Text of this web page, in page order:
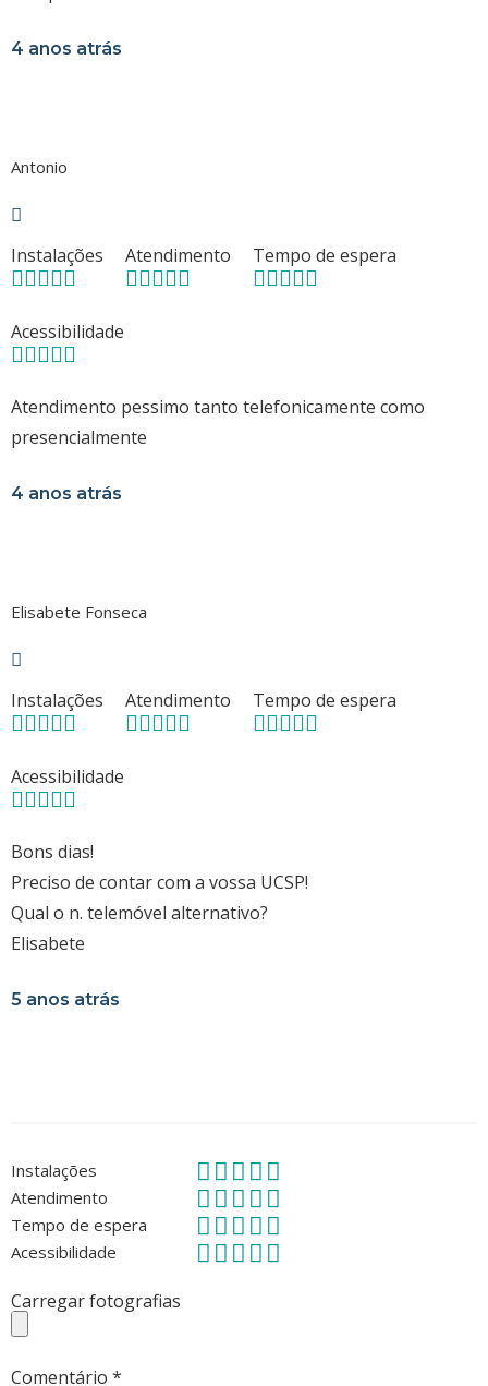
4 anos atrás
Antonio
Instalações Atendimento Tempo de espera
Acessibilidade
Atendimento pessimo tanto telefonicamente como
presencialmente
4 anos atrás
Elisabete Fonseca
Instalações Atendimento Tempo de espera
Acessibilidade
Bons dias!
Preciso de contar com a vossa UCSP!
Qual o n. telemóvel alternativo?
Elisabete
5 anos atrás
Instalações
Atendimento
Tempo de espera
Acessibilidade
Carregar fotografias
Comentário *